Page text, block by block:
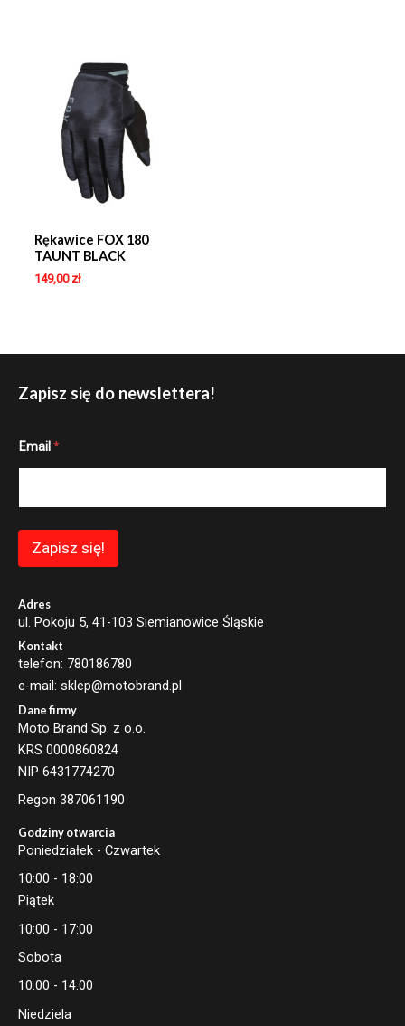
Rękawice FOX 180
TAUNT BLACK
149,00 zł
Zapisz się do newslettera!
m
E
l
Email *
Zapisz się!
Adres
ul. Pokoju 5, 41-103 Siemianowice Śląskie
Kontakt
telefon: 780186780
e-mail: sklep@motobrand.pl
Dane firmy
Moto Brand Sp. z o.o.
KRS 0000860824
NIP 6431774270
Regon 387061190
Godziny otwarcia
Poniedziałek - Czwartek
10:00 - 18:00
Piątek
10:00 - 17:00
Sobota
10:00 - 14:00
Niedziela